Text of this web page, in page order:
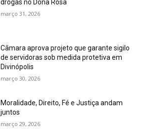
drogas no Dona Rosa
março 31, 2026
Câmara aprova projeto que garante sigilo
de servidoras sob medida protetiva em
Divinópolis
março 30, 2026
Moralidade, Direito, Fé e Justiça andam
juntos
março 29, 2026